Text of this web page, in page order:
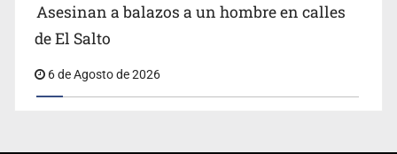
Asesinan a balazos a un hombre en calles
de El Salto
6 de Agosto de 2026